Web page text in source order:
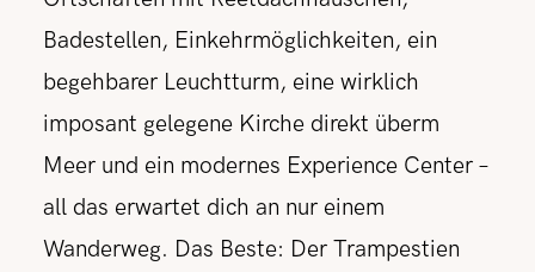
Badestellen, Einkehrmöglichkeiten, ein
begehbarer Leuchtturm, eine wirklich
imposant gelegene Kirche direkt überm
Meer und ein modernes Experience Center –
all das erwartet dich an nur einem
Wanderweg. Das Beste: Der Trampestien